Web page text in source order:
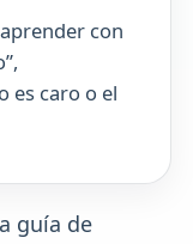
con
es caro o el
guía de